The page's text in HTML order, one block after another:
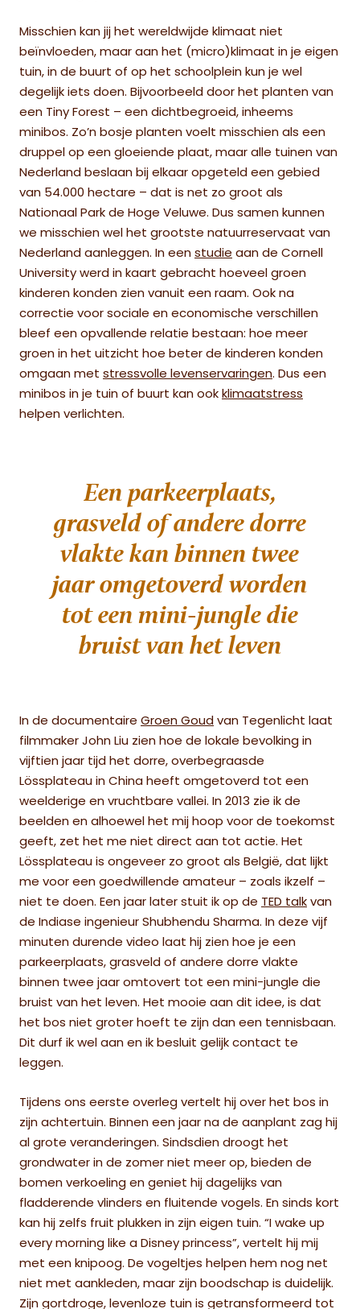
Misschien kan jij het wereldwijde klimaat niet
beïnvloeden, maar aan het (micro)klimaat in je eigen
tuin, in de buurt of op het schoolplein kun je wel
degelijk iets doen. Bijvoorbeeld door het planten van
een Tiny Forest – een dichtbegroeid, inheems
minibos. Zo’n bosje planten voelt misschien als een
druppel op een gloeiende plaat, maar alle tuinen van
Nederland beslaan bij elkaar opgeteld een gebied
van 54.000 hectare – dat is net zo groot als
Nationaal Park de Hoge Veluwe. Dus samen kunnen
we misschien wel het grootste natuurreservaat van
Nederland aanleggen. In een studie aan de Cornell
University werd in kaart gebracht hoeveel groen
kinderen konden zien vanuit een raam. Ook na
correctie voor sociale en economische verschillen
bleef een opvallende relatie bestaan: hoe meer
groen in het uitzicht hoe beter de kinderen konden
omgaan met stressvolle levenservaringen. Dus een
minibos in je tuin of buurt kan ook klimaatstress
helpen verlichten.
Een parkeerplaats,
grasveld of andere dorre
vlakte kan binnen twee
jaar omgetoverd worden
tot een mini-jungle die
bruist van het leven
In de documentaire Groen Goud van Tegenlicht laat
filmmaker John Liu zien hoe de lokale bevolking in
vijftien jaar tijd het dorre, overbegraasde
Lössplateau in China heeft omgetoverd tot een
weelderige en vruchtbare vallei. In 2013 zie ik de
beelden en alhoewel het mij hoop voor de toekomst
geeft, zet het me niet direct aan tot actie. Het
Lössplateau is ongeveer zo groot als België, dat lijkt
me voor een goedwillende amateur – zoals ikzelf –
niet te doen. Een jaar later stuit ik op de TED talk van
de Indiase ingenieur Shubhendu Sharma. In deze vijf
minuten durende video laat hij zien hoe je een
parkeerplaats, grasveld of andere dorre vlakte
binnen twee jaar omtovert tot een mini-jungle die
bruist van het leven. Het mooie aan dit idee, is dat
het bos niet groter hoeft te zijn dan een tennisbaan.
Dit durf ik wel aan en ik besluit gelijk contact te
leggen.
Tijdens ons eerste overleg vertelt hij over het bos in
zijn achtertuin. Binnen een jaar na de aanplant zag hij
al grote veranderingen. Sindsdien droogt het
grondwater in de zomer niet meer op, bieden de
bomen verkoeling en geniet hij dagelijks van
fladderende vlinders en fluitende vogels. En sinds kort
kan hij zelfs fruit plukken in zijn eigen tuin. “I wake up
every morning like a Disney princess”, vertelt hij mij
met een knipoog. De vogeltjes helpen hem nog net
niet met aankleden, maar zijn boodschap is duidelijk.
Zijn gortdroge, levenloze tuin is getransformeerd tot